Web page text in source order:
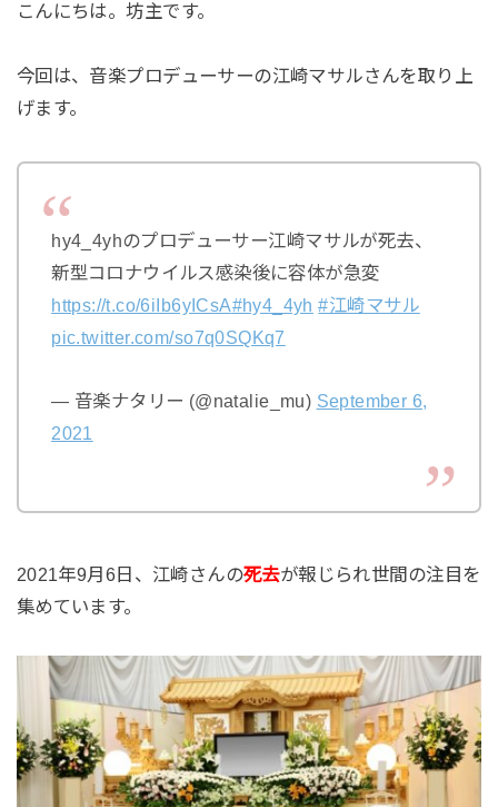
こんにちは。坊主です。
今回は、音楽プロデューサーの江崎マサルさんを取り上
げます。
hy4_4yhのプロデューサー江崎マサルが死去、
新型コロナウイルス感染後に容体が急変
https://t.co/6iIb6yICsA#hy4_4yh #江崎マサル
pic.twitter.com/so7q0SQKq7
— 音楽ナタリー (@natalie_mu) September 6,
2021
2021年9月6日、江崎さんの死去が報じられ世間の注目を
集めています。